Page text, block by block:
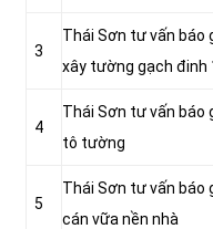
3
Thái Sơn tư vấn báo
xây tường gạch đinh
4
Thái Sơn tư vấn báo
tô tường
5
Thái Sơn tư vấn báo
cán vữa nền nhà